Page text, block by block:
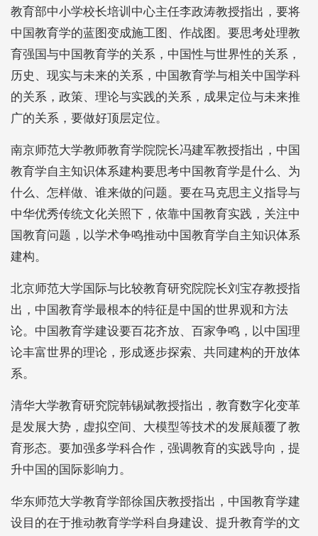
教育部中小学校长培训中心主任李政涛教授指出，要将
中国教育学的蓝图变成施工图、作战图。要思考处理教
育强国与中国教育学的关系，中国性与世界性的关系，
历史、现实与未来的关系，中国教育学与相关中国学科
的关系，政策、理论与实践的关系，成果定位与未来推
广的关系，要做好顶层定位。
南京师范大学教师教育学院院长冯建军教授指出，中国
教育学自主知识体系建构要思考中国教育学是什么、为
什么、怎样做、谁来做的问题。要在马克思主义指导与
中华优秀传统文化关照下，依靠中国教育实践，关注中
国教育问题，以学术争鸣推动中国教育学自主知识体系
建构。
北京师范大学国际与比较教育研究院院长刘宝存教授指
出，中国教育学最根本的特征是中国的世界观和方法
论。中国教育学建设要百花齐放、百家争鸣，以中国理
论丰富世界的理论，形成逐步探索、共同建构的开放体
系。
清华大学教育研究院韩锡斌教授指出，教育数字化变革
是发展大势，虚拟空间、大模型等技术的发展颠覆了教
育形态。要加强多学科合作，强调教育的实践导向，提
升中国的国际影响力。
华东师范大学教育学部徐国庆教授指出，中国教育学建
设目的在于推动教育学学科自身建设、提升教育学的文